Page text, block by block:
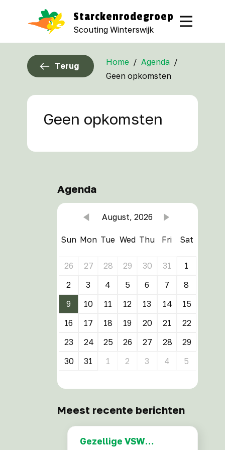
Starckenrodegroep
Scouting Winterswijk
Terug Home / Agenda /
Geen opkomsten
Geen opkomsten
Agenda
August, 2026
Sun Mon Tue Wed Thu Fri Sat
26 27 28 29 30 31
1
2
3 4 5 6 7
8
9
10 11 12 13 14
15
16
17 18 19 20 21
22
23
24 25 26 27 28
29
30
31 1 2 3 4 5
Meest recente berichten
Gezellige VSW